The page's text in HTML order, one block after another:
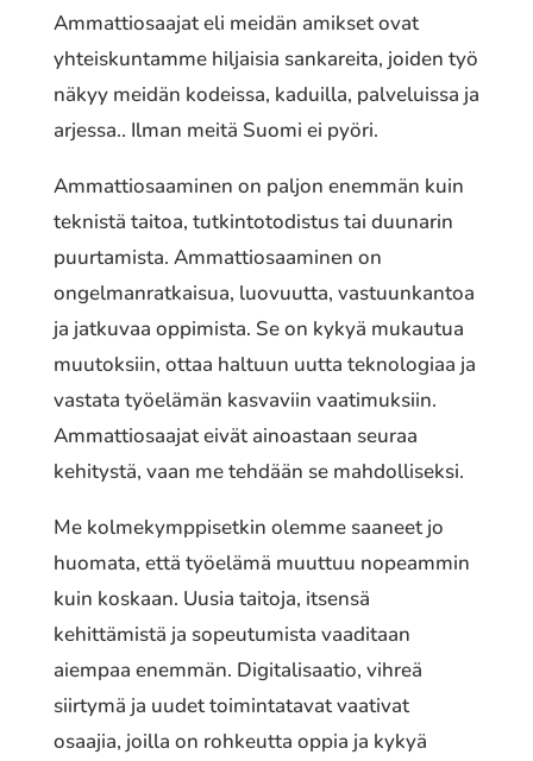
Ammattiosaajat eli meidän amikset ovat
yhteiskuntamme hiljaisia sankareita, joiden työ
näkyy meidän kodeissa, kaduilla, palveluissa ja
arjessa.. Ilman meitä Suomi ei pyöri.
Ammattiosaaminen on paljon enemmän kuin
teknistä taitoa, tutkintotodistus tai duunarin
puurtamista. Ammattiosaaminen on
ongelmanratkaisua, luovuutta, vastuunkantoa
ja jatkuvaa oppimista. Se on kykyä mukautua
muutoksiin, ottaa haltuun uutta teknologiaa ja
vastata työelämän kasvaviin vaatimuksiin.
Ammattiosaajat eivät ainoastaan seuraa
kehitystä, vaan me tehdään se mahdolliseksi.
Me kolmekymppisetkin olemme saaneet jo
huomata, että työelämä muuttuu nopeammin
kuin koskaan. Uusia taitoja, itsensä
kehittämistä ja sopeutumista vaaditaan
aiempaa enemmän. Digitalisaatio, vihreä
siirtymä ja uudet toimintatavat vaativat
osaajia, joilla on rohkeutta oppia ja kykyä